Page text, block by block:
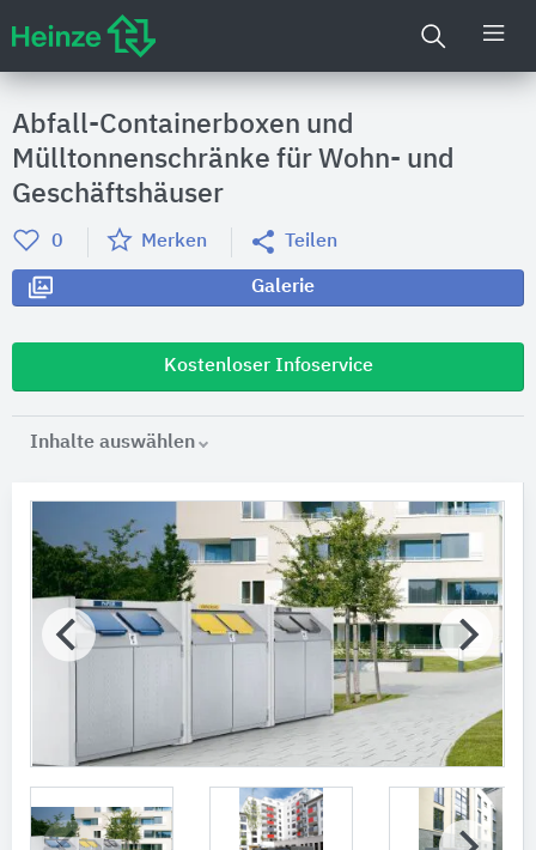
Abfall-Containerboxen und
Mülltonnenschränke für Wohn- und
Geschäftshäuser
0 Merken Teilen
Galerie
Kostenloser Infoservice
Inhalte auswählen